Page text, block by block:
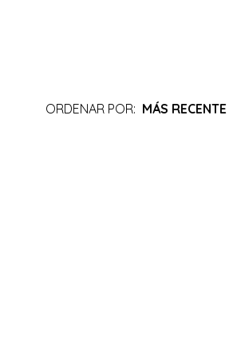
ORDENAR POR: MÁS RECENTE